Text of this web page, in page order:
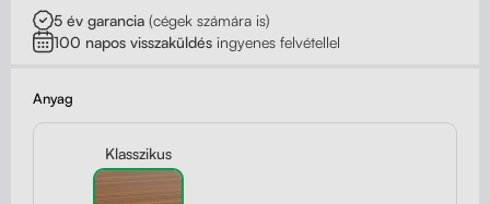
Fa monitor állványok
Deréktámaszok
5 év garancia (cégek számára is)
100 napos visszaküldés ingyenes felvétellel
Anyag
Klasszikus